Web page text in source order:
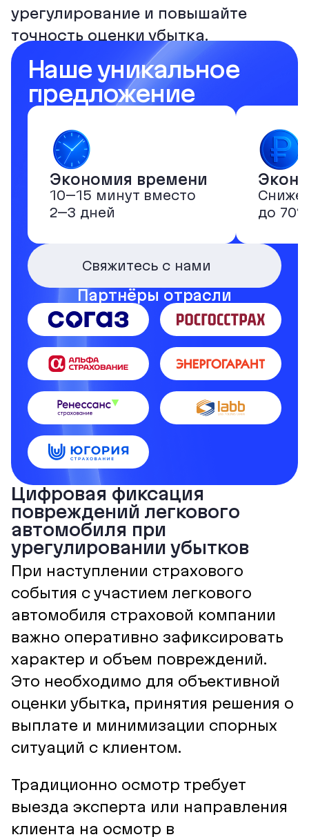
урегулирование и повышайте
точность оценки убытка.
Наше уникальное
предложение
Экономия времени
10–15 минут вместо
2–3 дней
до 70%
Свяжитесь с нами
Партнёры отрасли
Цифровая фиксация
повреждений легкового
автомобиля при
урегулировании убытков
При наступлении страхового
события с участием легкового
автомобиля страховой компании
важно оперативно зафиксировать
характер и объем повреждений.
Это необходимо для объективной
оценки убытка, принятия решения о
выплате и минимизации спорных
ситуаций с клиентом.
Традиционно осмотр требует
выезда эксперта или направления
клиента на осмотр в